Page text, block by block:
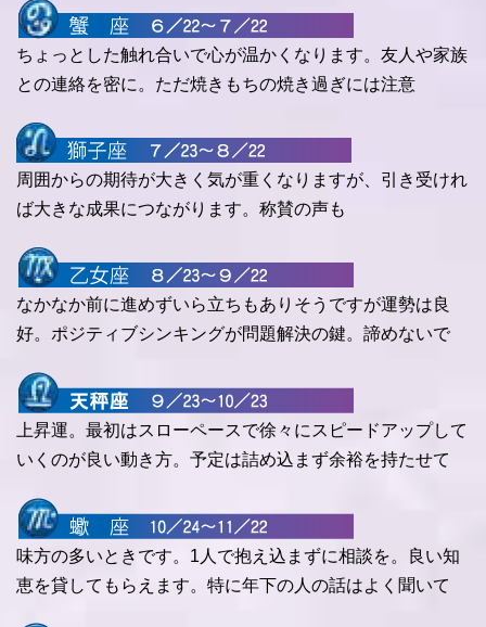
ちょっとした触れ合いで心が温かくなります。友人や家族
との連絡を密に。ただ焼きもちの焼き過ぎには注意
周囲からの期待が大きく気が重くなりますが、引き受けれ
ば大きな成果につながります。称賛の声も
なかなか前に進めずいら立ちもありそうですが運勢は良
好。ポジティブシンキングが問題解決の鍵。諦めないで
上昇運。最初はスローペースで徐々にスピードアップして
いくのが良い動き方。予定は詰め込まず余裕を持たせて
味方の多いときです。1人で抱え込まずに相談を。良い知
恵を貸してもらえます。特に年下の人の話はよく聞いて